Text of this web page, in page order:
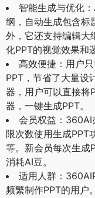
智能生成与优化
纲，自动生成包含标
外，它还支持编辑大
化PPT的视觉效果和
高效便捷：用户
PPT，节省了大量设
器，用户可以直接将
器，一键生成PPT。
会员权益：360AI
限次数使用生成PPT
等。新会员每次生成
消耗AI豆。
适用人群：
频繁制作PPT的用户